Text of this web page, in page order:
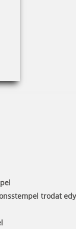
trodat